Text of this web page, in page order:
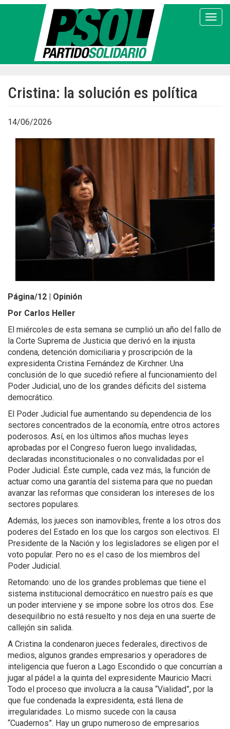
Pasar
Cristina: la solución es política
14/06/2026
Página/12 | Opinión
Por Carlos Heller
El miércoles de esta semana se cumplió un año del fallo de
la Corte Suprema de Justicia que derivó en la injusta
condena, detención domiciliaria y proscripción de la
expresidenta Cristina Fernández de Kirchner. Una
conclusión de lo que sucedió refiere al funcionamiento del
Poder Judicial, uno de los grandes déficits del sistema
democrático.
El Poder Judicial fue aumentando su dependencia de los
sectores concentrados de la economía, entre otros actores
poderosos. Así, en los últimos años muchas leyes
aprobadas por el Congreso fueron luego invalidadas,
declaradas inconstitucionales o no convalidadas por el
Poder Judicial. Éste cumple, cada vez más, la función de
actuar como una garantía del sistema para que no puedan
avanzar las reformas que consideran los intereses de los
sectores populares.
Además, los jueces son inamovibles, frente a los otros dos
poderes del Estado en los que los cargos son electivos. El
Presidente de la Nación y los legisladores se eligen por el
voto popular. Pero no es el caso de los miembros del
Poder Judicial.
Retomando: uno de los grandes problemas que tiene el
sistema institucional democrático en nuestro país es que
un poder interviene y se impone sobre los otros dos. Ese
desequilibrio no está resuelto y nos deja en una suerte de
callejón sin salida.
A Cristina la condenaron jueces federales, directivos de
medios, algunos grandes empresarios y operadores de
inteligencia que fueron a Lago Escondido o que concurrían a
jugar al pádel a la quinta del expresidente Mauricio Macri.
Todo el proceso que involucra a la causa “Vialidad”, por la
que fue condenada la expresidenta, está llena de
irregularidades. Lo mismo sucede con la causa
“Cuadernos”. Hay un grupo numeroso de empresarios